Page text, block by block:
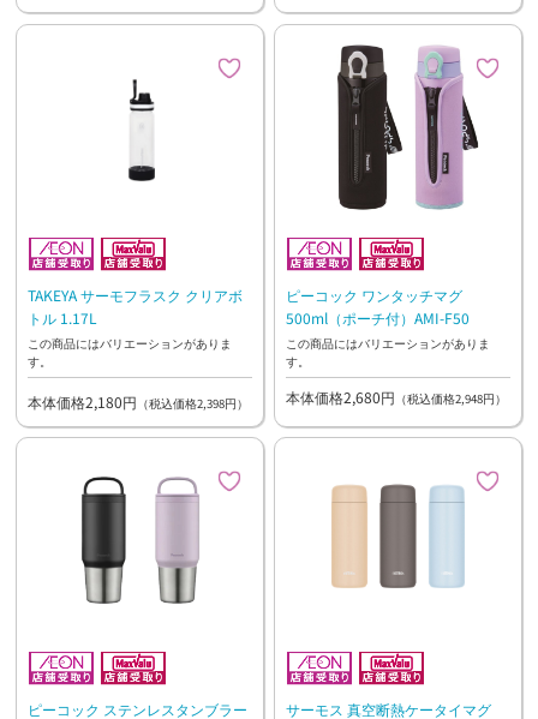
TAKEYA サーモフラスク クリアボ
トル 1.17L
この商品にはバリエーションがありま
す。
本体価格2,180円 （税込価格2,398円）
ピーコック ワンタッチマグ
500ml（ポーチ付）AMI-F50
この商品にはバリエーションがありま
す。
本体価格2,680円 （税込価格2,948円）
ピーコック ステンレスタンブラー サーモス 真空断熱ケータイマグ